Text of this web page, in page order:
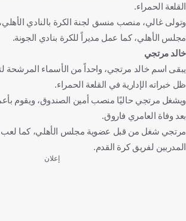
القلعة الحمراء.
وتولى غالي، منصب منسق لجنة الكرة بالنادي
مجلس الأهلي، كما عمل مديراً للكرة بنادي الجونة.
خالد مرتجي
يبقى اسم خالد مرتجي، واحداً من الأسماء المرشحة
ظل خبراته الإدارية في القلعة الحمراء.
ويشغل مرتجي حاليًا منصب أمين الصندوق، ويقوم
بعد وفاة العامري فاروق.
مرتجي شغل من قبل عضوية مجلس الأهلي، كما لعب
المدربين لفريق كرة القدم.
إعلان